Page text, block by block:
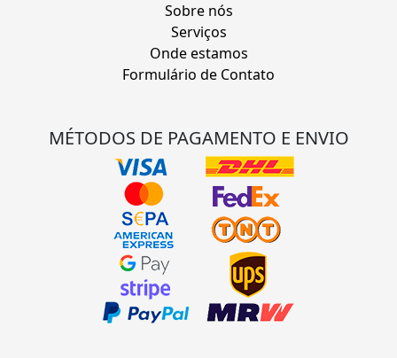
Sobre nós
Serviços
Onde estamos
Formulário de Contato
MÉTODOS DE PAGAMENTO E ENVIO